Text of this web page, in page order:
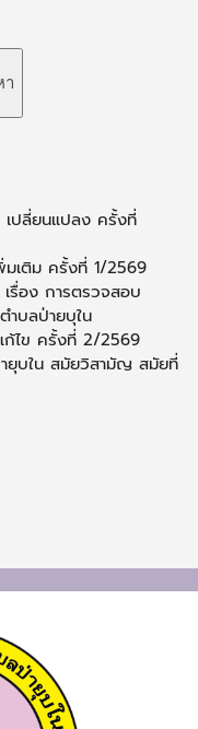
า
ปลี่ยนแปลง ครั้งที่
เติม ครั้งที่ 1/2569
รื่อง การตรวจสอบ
ำบลป่ายบุใน
ไข ครั้งที่ 2/2569
ยุบใน สมัยวิสามัญ สมัยที่